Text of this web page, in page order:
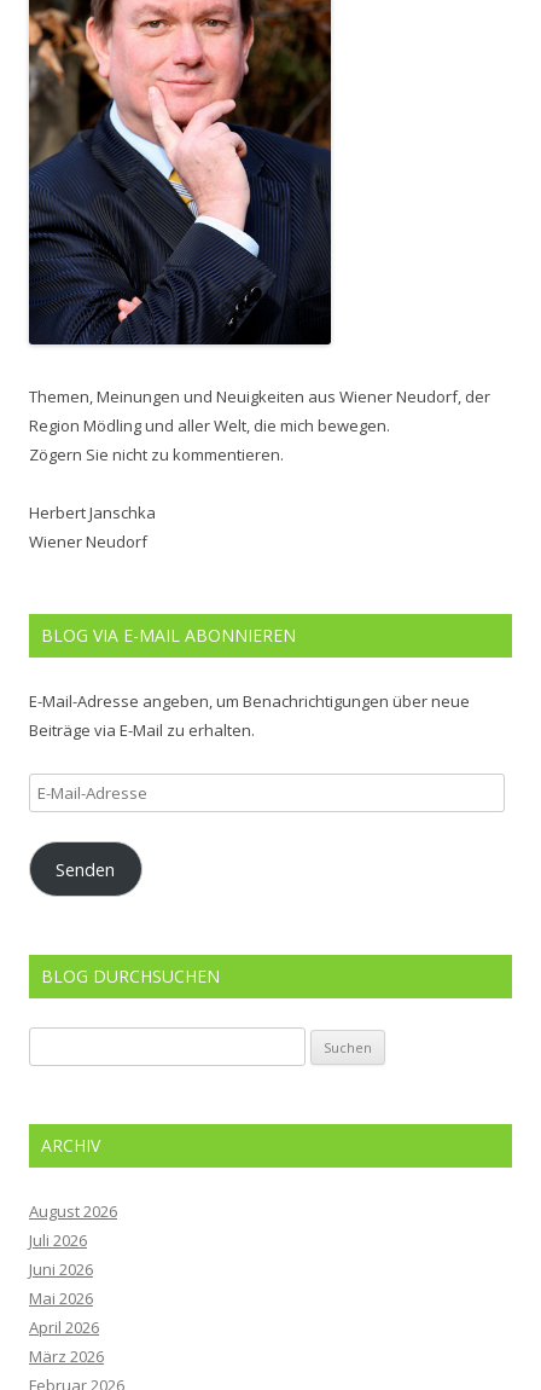
Themen, Meinungen und Neuigkeiten aus Wiener Neudorf, der
Region Mödling und aller Welt, die mich bewegen.
Zögern Sie nicht zu kommentieren.
Herbert Janschka
Wiener Neudorf
BLOG VIA E-MAIL ABONNIEREN
E-Mail-Adresse angeben, um Benachrichtigungen über neue
Beiträge via E-Mail zu erhalten.
E-
Mail-
Adresse
Senden
BLOG DURCHSUCHEN
nach:
ARCHIV
August 2026
Juli 2026
Juni 2026
Mai 2026
April 2026
März 2026
Februar 2026